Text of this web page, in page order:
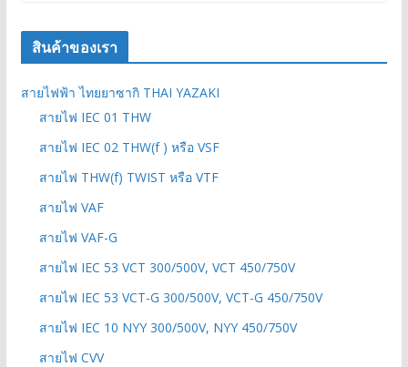
สินค้าของเรา
สายไฟฟ้า ไทยยาซากิ THAI YAZAKI
สายไฟ IEC 01 THW
สายไฟ IEC 02 THW(f ) หรือ VSF
สายไฟ THW(f) TWIST หรือ VTF
สายไฟ VAF
สายไฟ VAF-G
สายไฟ IEC 53 VCT 300/500V, VCT 450/750V
สายไฟ IEC 53 VCT-G 300/500V, VCT-G 450/750V
สายไฟ IEC 10 NYY 300/500V, NYY 450/750V
สายไฟ CVV